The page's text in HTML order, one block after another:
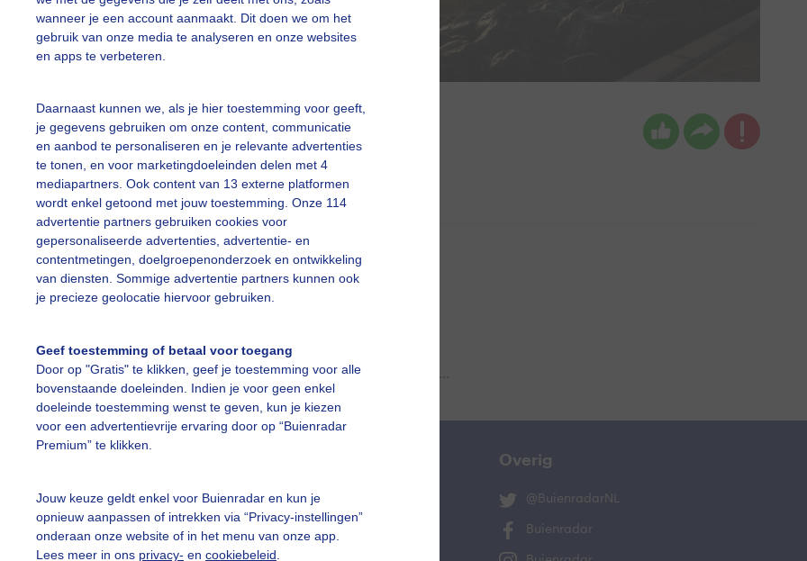
wanneer je een account aanmaakt. Dit doen we om het
gebruik van onze media te analyseren en onze websites
en apps te verbeteren.
Daarnaast kunnen we, als je hier toestemming voor geeft,
je gegevens gebruiken om onze content, communicatie
en aanbod te personaliseren en je relevante advertenties
te tonen, en voor marketingdoeleinden delen met 4
mediapartners. Ook content van 13 externe platformen
wordt enkel getoond met jouw toestemming. Onze 114
advertentie partners gebruiken cookies voor
gepersonaliseerde advertenties, advertentie- en
contentmetingen, doelgroepenonderzoek en ontwikkeling
van diensten. Sommige advertentie partners kunnen ook
je precieze geolocatie hiervoor gebruiken.
Geef toestemming of betaal voor toegang
Door op "Gratis" te klikken, geef je toestemming voor alle
bovenstaande doeleinden. Indien je voor geen enkel
doeleinde toestemming wenst te geven, kun je kiezen
voor een advertentievrije ervaring door op “Buienradar
Premium” te klikken.
Jouw keuze geldt enkel voor Buienradar en kun je
opnieuw aanpassen of intrekken via “Privacy-instellingen”
onderaan onze website of in het menu van onze app.
Lees meer in ons privacy- en cookiebeleid
stadsstrand Markermeer Hoorn
Ger Zandbergen Gemaakt: 16-05-2026, 29x bekeken
Wolken Zonsopkomst
slideshow
Een moment geduld aub...
vragen
De Bilt
Overig
@BuienradarNL
Buienradar